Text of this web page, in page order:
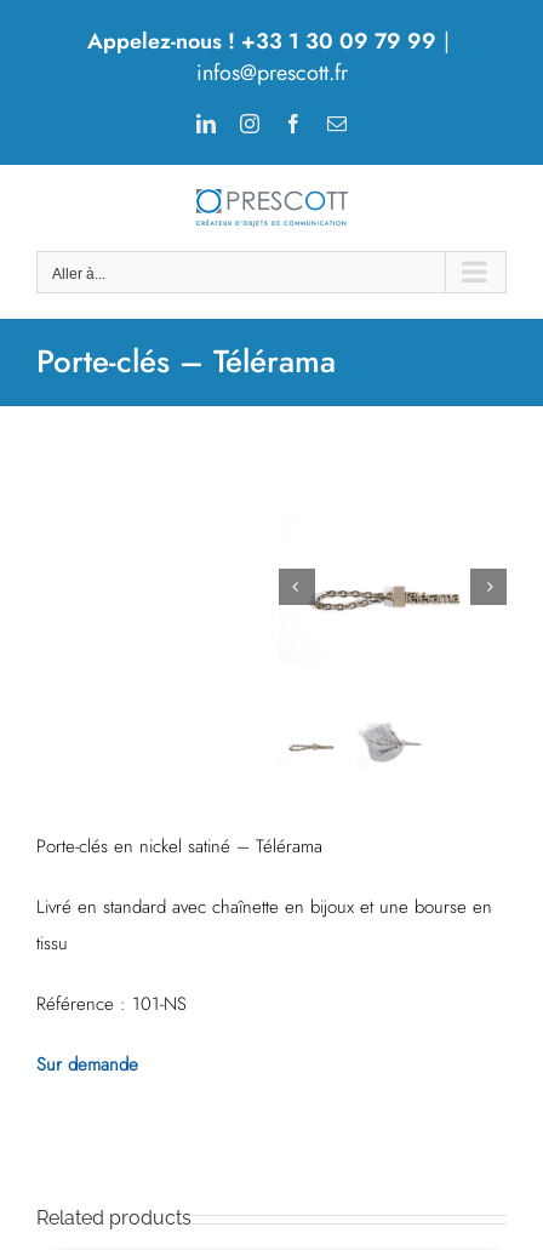
Appelez-nous ! +33 1 30 09 79 99 |
infos@prescott.fr
LinkedInInstagramFacebook
Email
Aller à...
Porte-clés – Télérama
Porte-clés en nickel satiné – Télérama
Livré en standard avec chaînette en bijoux et une bourse en
tissu
Référence : 101-NS
Sur demande
Related products